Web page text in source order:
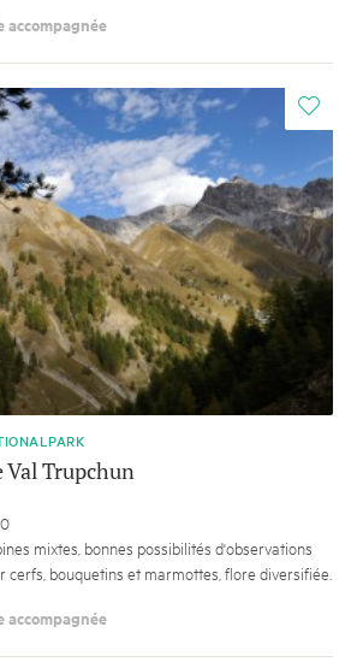
accompagnée
i
Val Trupchun
mixtes, bonnes possibilités d'observations
cerfs, bouquetins et marmottes, flore diversifiée.
accompagnée